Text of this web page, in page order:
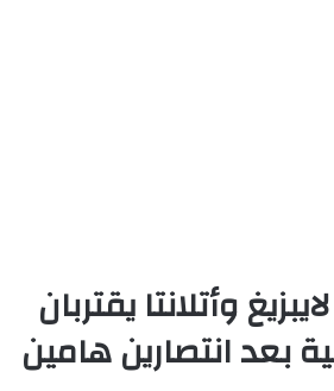
وأتلانتا يقتربان
بعد انتصارين هامين